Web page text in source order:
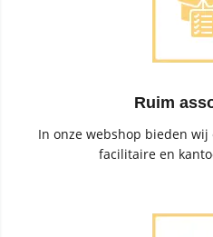
Ruim
In onze webshop bieden
facilitaire en